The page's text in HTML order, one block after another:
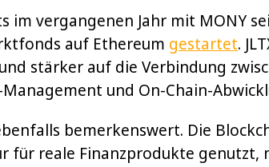
im vergangenen Jahr mit MONY
auf Ethereum gestartet.
stärker auf die Verbindung
und On-Chain-
bemerkenswert. Die
für reale Finanzprodukte genutzt,